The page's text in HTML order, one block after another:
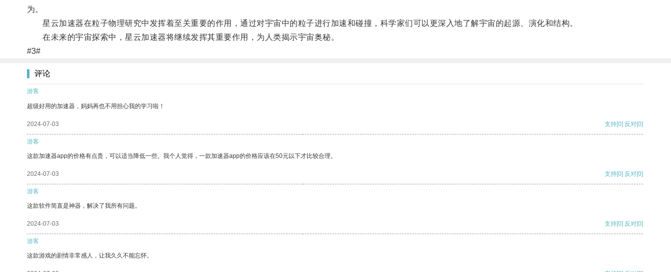
为。
星云加速器在粒子物理研究中发挥着至关重要的作用，通过对宇宙中的粒子进行加速和碰撞，科学家们可以更深入地了解宇宙的起源、演化和结构。
在未来的宇宙探索中，星云加速器将继续发挥其重要作用，为人类揭示宇宙奥秘。
#3#
评论
游客
超级好用的加速器，妈妈再也不用担心我的学习啦！
2024-07-03 支持[0] 反对[0]
游客
这款加速器app的价格有点贵，可以适当降低一些。我个人觉得，一款加速器app的价格应该在50元以下才比较合理。
2024-07-03 支持[0] 反对[0]
游客
这款软件简直是神器，解决了我所有问题。
2024-07-03 支持[0] 反对[0]
游客
这款游戏的剧情非常感人，让我久久不能忘怀。